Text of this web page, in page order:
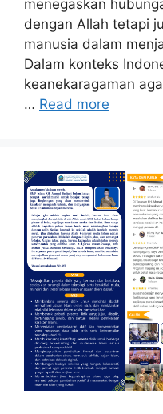
menegaskan
dengan Allah tetapi
manusia dalam
Dalam konteks
keanekaragaman
… Read more